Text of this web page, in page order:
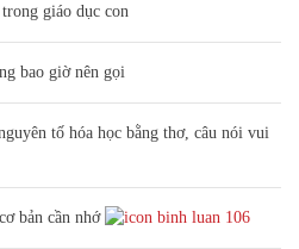
giáo dục con
bao giờ nên gọi
tố hóa học bằng thơ, câu nói vui
bản cần nhớ 106